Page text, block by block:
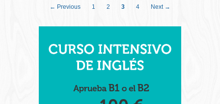
← Previous 1 2 3 4 Next →